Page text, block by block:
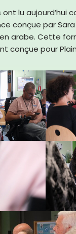
ont lu aujourd’hui
conçue par
arabe. Cette
conçue pour